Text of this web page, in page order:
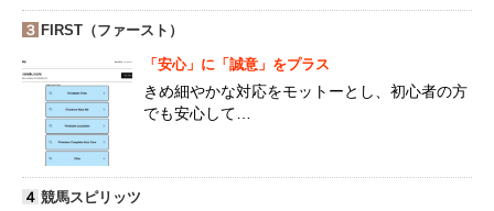
３ FIRST（ファースト）
「安心」に「誠意」をプラス
きめ細やかな対応をモットーとし、初心者の方
でも安心して…
４ 競馬スピリッツ